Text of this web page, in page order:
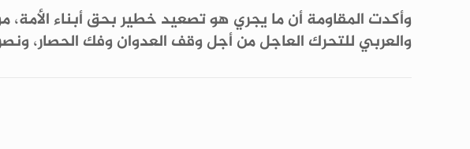
وأكدت المقاومة أن ما يجري هو تصعيد خطير بحق أبناء الأمة،
والعربي للتحرك العاجل من أجل وقف العدوان وفك الحصار،